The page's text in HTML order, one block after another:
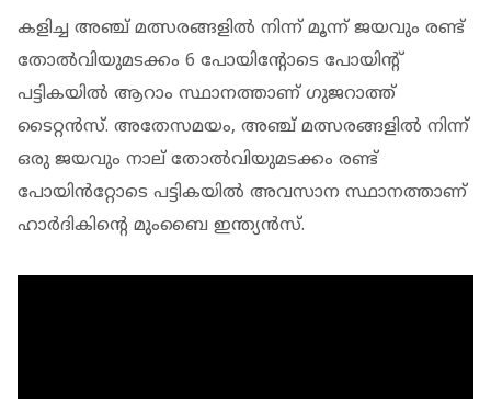
കളിച്ച അഞ്ച് മത്സരങ്ങളിൽ നിന്ന് മൂന്ന് ജയവും രണ്ട്
തോൽവിയുമടക്കം 6 പോയിന്റോടെ പോയിന്റ്
പട്ടികയിൽ ആറാം സ്ഥാനത്താണ് ഗുജറാത്ത്
ടൈറ്റൻസ്. അതേസമയം, അഞ്ച് മത്സരങ്ങളിൽ നിന്ന്
ഒരു ജയവും നാല് തോൽവിയുമടക്കം രണ്ട്
പോയിൻറ്റോടെ പട്ടികയിൽ അവസാന സ്ഥാനത്താണ്
ഹാർദികിന്റെ മുംബൈ ഇന്ത്യൻസ്.